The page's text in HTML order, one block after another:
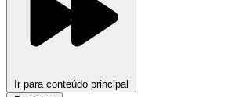
Ir para conteúdo principal